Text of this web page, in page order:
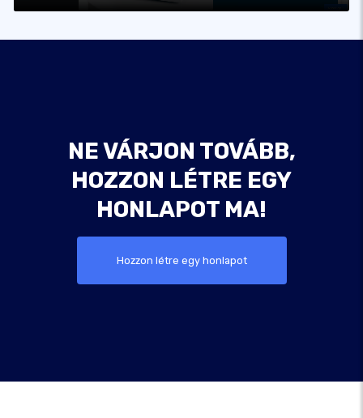
NE VÁRJON TOVÁBB,
HOZZON LÉTRE EGY
HONLAPOT MA!
Hozzon létre egy honlapot